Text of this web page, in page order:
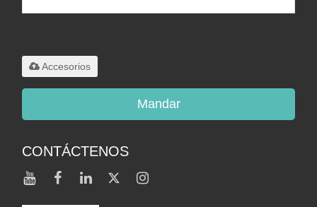
Accesorios
Mandar
CONTÁCTENOS